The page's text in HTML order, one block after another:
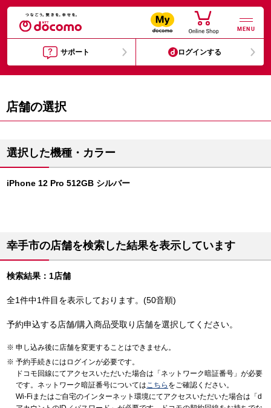
MENU
サポート ログインする
店舗の選択
選択した機種・カラー
iPhone 12 Pro 512GB シルバー
幸手市の店舗を検索した結果を表示しています
検索結果：1店舗
全1件中1件目を表示しております。(50音順)
予約申込する店舗/購入商品受取り店舗を選択してください。
申し込み後に店舗を変更することはできません。
予約手続きにはログインが必要です。
ドコモ回線にてアクセスいただいた場合は「ネットワーク暗証番号」が必要
です。ネットワーク暗証番号についてはこちら をご確認ください。
Wi-Fiまたはご自宅のインターネット環境にてアクセスいただいた場合は「d